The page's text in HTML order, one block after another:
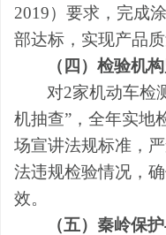
2019）要求 ，完成
部达标，实现产品质
（四）检验机
对2家机动车检
机抽查”，全年实地
场宣讲法规标准，
法违规检验情况，
效。
（五）秦岭保